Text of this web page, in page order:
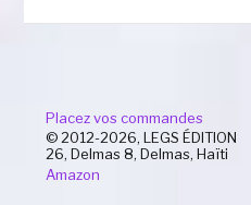
Placez vos commandes
© 2012-2026, LEGS ÉDITION
26, Delmas 8, Delmas, Haïti
Amazon